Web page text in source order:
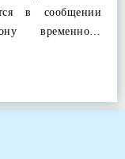
в сообщении
временно…